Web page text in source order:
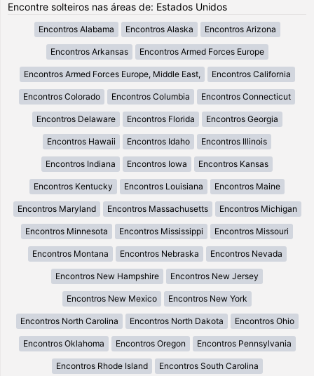
Encontre solteiros nas áreas de: Estados Unidos
Encontros Alabama Encontros Alaska Encontros Arizona
Encontros Arkansas Encontros Armed Forces Europe
Encontros Armed Forces Europe, Middle East, Encontros California
Encontros Colorado Encontros Columbia Encontros Connecticut
Encontros Delaware Encontros Florida Encontros Georgia
Encontros Hawaii Encontros Idaho Encontros Illinois
Encontros Indiana Encontros Iowa Encontros Kansas
Encontros Kentucky Encontros Louisiana Encontros Maine
Encontros Maryland Encontros Massachusetts Encontros Michigan
Encontros Minnesota Encontros Mississippi Encontros Missouri
Encontros Montana Encontros Nebraska Encontros Nevada
Encontros New Hampshire Encontros New Jersey
Encontros New Mexico Encontros New York
Encontros North Carolina Encontros North Dakota Encontros Ohio
Encontros Oklahoma Encontros Oregon Encontros Pennsylvania
Encontros Rhode Island Encontros South Carolina